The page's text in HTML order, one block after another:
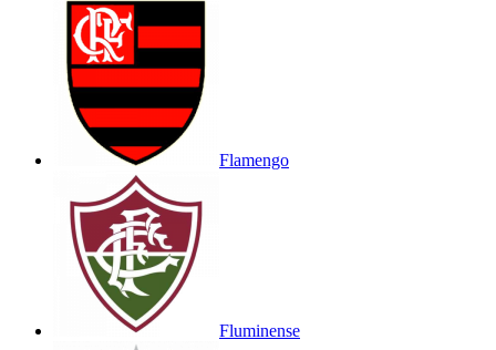
Flamengo
Fluminense